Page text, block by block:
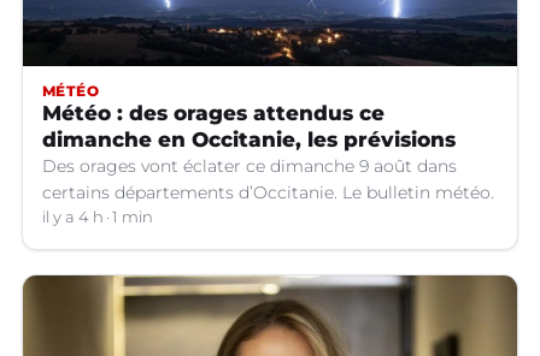
MÉTÉO
Météo : des orages attendus ce
dimanche en Occitanie, les prévisions
Des orages vont éclater ce dimanche 9 août dans
certains départements d’Occitanie. Le bulletin météo.
il y a 4 h 1 min